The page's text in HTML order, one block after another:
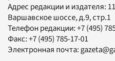
Адрес редакции и издателя:
Варшавское шоссе, д.9, стр.1
Телефон редакции:+7 (495)
Факс:+7 (495) 785-17-01
Электронная почта: